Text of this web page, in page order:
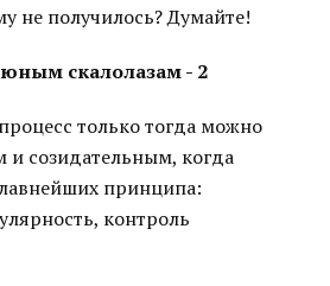
не получилось? Думайте!
скалолазам - 2
только тогда можно
и созидательным, когда
принципа:
контроль